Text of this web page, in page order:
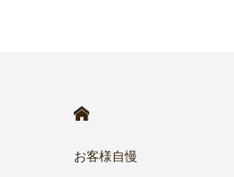
お客様自慢